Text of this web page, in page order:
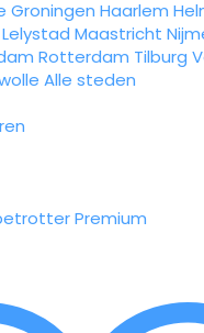
Groningen Haarlem
Lelystad Maastricht
Rotterdam Tilburg
Alle steden
Premium